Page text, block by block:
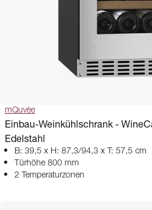
mQuvée
Einbau-Weinkühlschrank -
Edelstahl
B: 39,5 x H: 87,3/94,3 x T: 57,5 cm
Türhöhe 800 mm
2 Temperaturzonen